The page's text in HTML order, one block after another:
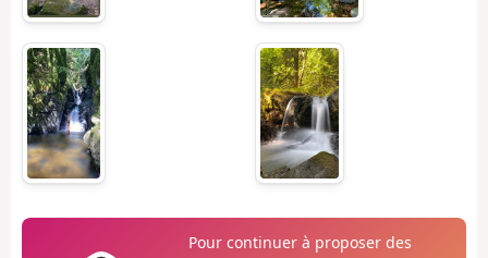
Pour continuer à proposer des